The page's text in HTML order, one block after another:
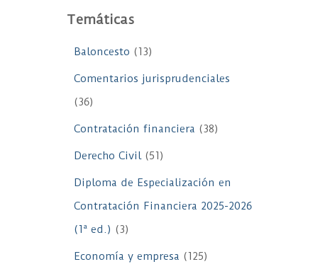
Temáticas
Baloncesto (13)
Comentarios jurisprudenciales
(36)
Contratación financiera (38)
Derecho Civil(51)
Diploma de Especialización en
Contratación Financiera 2025-2026
(1ª ed.) (3)
Economía y empresa (125)